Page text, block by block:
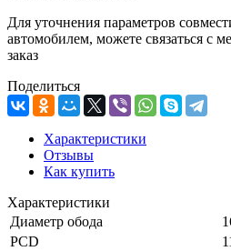
Для уточнения параметров
автомобилем, можете связаться с
заказ
Поделиться
Характеристики
Отзывы
Как купить
Характеристики
Диаметр обода
PCD